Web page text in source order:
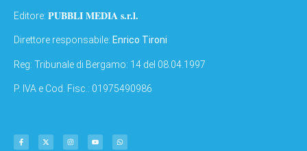
Editore: PUBBLI MEDIA s.r.l.
Direttore responsabile: Enrico Tironi
Reg: Tribunale di Bergamo: 14 del 08.04.1997
P. IVA e Cod. Fisc.: 01975490986